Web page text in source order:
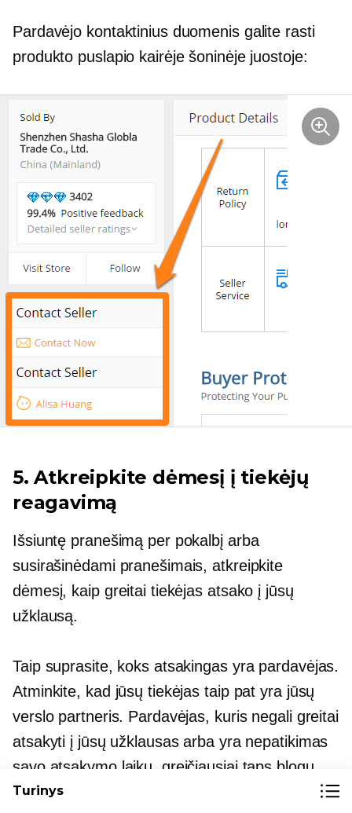
Pardavėjo kontaktinius duomenis galite rasti
produkto puslapio kairėje šoninėje juostoje:
5. Atkreipkite dėmesį į tiekėjų
reagavimą
Išsiuntę pranešimą per pokalbį arba
susirašinėdami pranešimais, atkreipkite
dėmesį, kaip greitai tiekėjas atsako į jūsų
užklausą.
Taip suprasite, koks atsakingas yra pardavėjas.
Atminkite, kad jūsų tiekėjas taip pat yra jūsų
verslo partneris. Pardavėjas, kuris negali greitai
atsakyti į jūsų užklausas arba yra nepatikimas
savo atsakymo laiku, greičiausiai taps blogu
partneriu.
Turinys